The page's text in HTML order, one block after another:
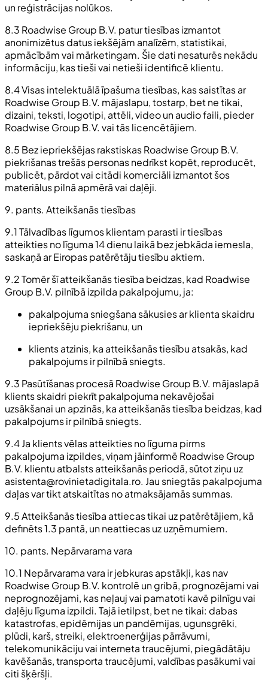
un reģistrācijas nolūkos.
8.3 Roadwise Group B.V. patur tiesības izmantot
anonimizētus datus iekšējām analīzēm, statistikai,
apmācībām vai mārketingam. Šie dati nesaturēs nekādu
informāciju, kas tieši vai netieši identificē klientu.
8.4 Visas intelektuālā īpašuma tiesības, kas saistītas ar
Roadwise Group B.V. mājaslapu, tostarp, bet ne tikai,
dizaini, teksti, logotipi, attēli, video un audio faili, pieder
Roadwise Group B.V. vai tās licencētājiem.
8.5 Bez iepriekšējas rakstiskas Roadwise Group B.V.
piekrišanas trešās personas nedrīkst kopēt, reproducēt,
publicēt, pārdot vai citādi komerciāli izmantot šos
materiālus pilnā apmērā vai daļēji.
9. pants. Atteikšanās tiesības
9.1 Tālvadības līgumos klientam parasti ir tiesības
atteikties no līguma 14 dienu laikā bez jebkāda iemesla,
saskaņā ar Eiropas patērētāju tiesību aktiem.
9.2 Tomēr šī atteikšanās tiesība beidzas, kad Roadwise
Group B.V. pilnībā izpilda pakalpojumu, ja:
pakalpojuma sniegšana sākusies ar klienta skaidru
iepriekšēju piekrišanu, un
klients atzinis, ka atteikšanās tiesību atsakās, kad
pakalpojums ir pilnībā sniegts.
9.3 Pasūtīšanas procesā Roadwise Group B.V. mājaslapā
klients skaidri piekrīt pakalpojuma nekavējošai
uzsākšanai un apzinās, ka atteikšanās tiesība beidzas, kad
pakalpojums ir pilnībā sniegts.
9.4 Ja klients vēlas atteikties no līguma pirms
pakalpojuma izpildes, viņam jāinformē Roadwise Group
B.V. klientu atbalsts atteikšanās periodā, sūtot ziņu uz
asistenta@rovinietadigitala.ro. Jau sniegtās pakalpojuma
daļas var tikt atskaitītas no atmaksājamās summas.
9.5 Atteikšanās tiesība attiecas tikai uz patērētājiem, kā
definēts 1.3 pantā, un neattiecas uz uzņēmumiem.
10. pants. Nepārvarama vara
10.1 Nepārvarama vara ir jebkuras apstākļi, kas nav
Roadwise Group B.V. kontrolē un gribā, prognozējami vai
neprognozējami, kas neļauj vai pamatoti kavē pilnīgu vai
daļēju līguma izpildi. Tajā ietilpst, bet ne tikai: dabas
katastrofas, epidēmijas un pandēmijas, ugunsgrēki,
plūdi, karš, streiki, elektroenerģijas pārrāvumi,
telekomunikāciju vai interneta traucējumi, piegādātāju
kavēšanās, transporta traucējumi, valdības pasākumi vai
citi šķēršļi.